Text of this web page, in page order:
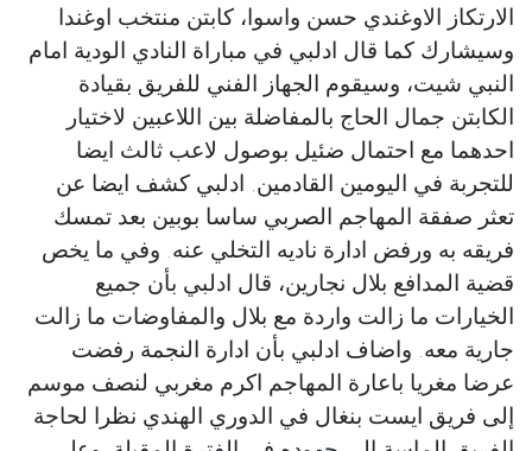
الارتكاز الاوغندي حسن واسوا، كابتن منتخب اوغندا
وسيشارك كما قال ادلبي في مباراة النادي الودية امام
النبي شيت، وسيقوم الجهاز الفني للفريق بقيادة
الكابتن جمال الحاج بالمفاضلة بين اللاعبين لاختيار
احدهما مع احتمال ضئيل بوصول لاعب ثالث ايضا
للتجربة في اليومين القادمين. ادلبي كشف ايضا عن
تعثر صفقة المهاجم الصربي ساسا بوبين بعد تمسك
فريقه به ورفض ادارة ناديه التخلي عنه. وفي ما يخص
قضية المدافع بلال نجارين، قال ادلبي بأن جميع
الخيارات ما زالت واردة مع بلال والمفاوضات ما زالت
جارية معه. واضاف ادلبي بأن ادارة النجمة رفضت
عرضا مغريا باعارة المهاجم اكرم مغربي لنصف موسم
إلى فريق ايست بنغال في الدوري الهندي نظرا لحاجة